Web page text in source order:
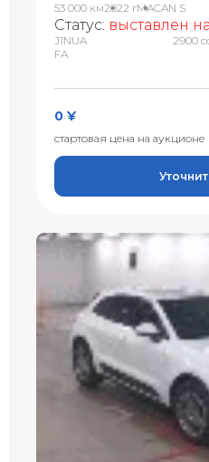
53 000 км2022 гMACAN S
Статус: выставлен
J1NUA
FA
2900
0 ¥
стартовая цена на аукционе